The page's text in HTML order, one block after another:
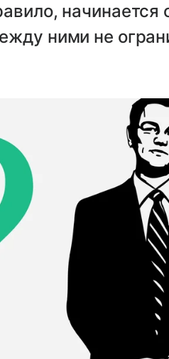
начинается
ними не